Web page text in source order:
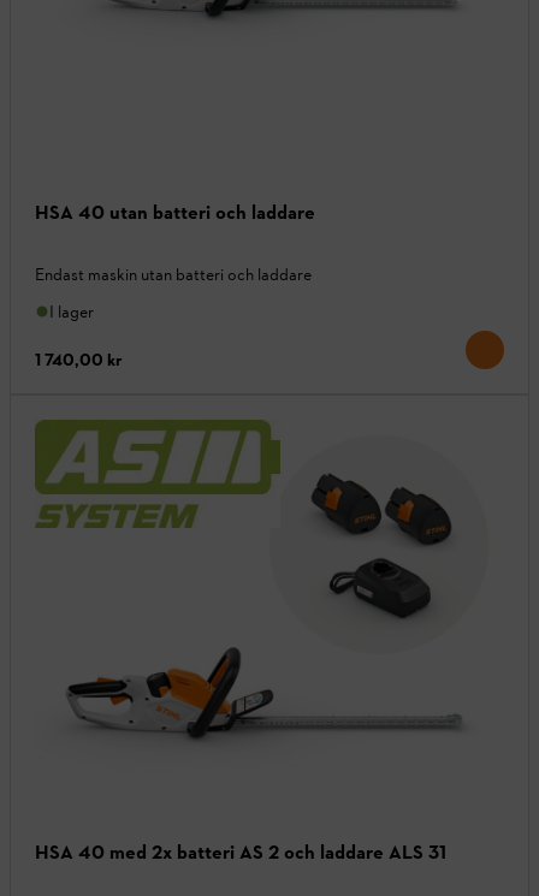
HSA 40 utan batteri och laddare
Endast maskin utan batteri och laddare
I lager
1 740,00 kr
HSA 40 med 2x batteri AS 2 och laddare ALS 31